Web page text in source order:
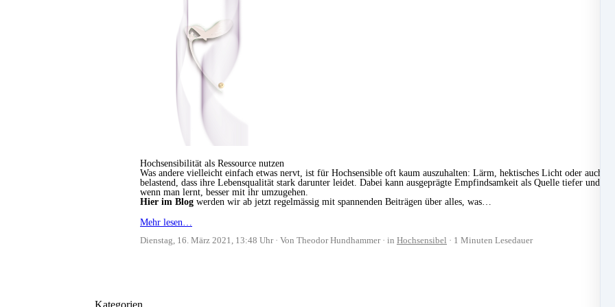
Hochsensibilität als Ressource nutzen
Was andere vielleicht einfach etwas nervt, ist für Hochsensible oft kaum auszuhalten: Lärm, hektisches Licht oder auch
belastend, dass ihre Lebensqualität stark darunter leidet. Dabei kann ausgeprägte Empfindsamkeit als Quelle tiefer und
wenn man lernt, besser mit ihr umzugehen.
Hier im Blog werden wir ab jetzt regelmässig mit spannenden Beiträgen über alles, was…
Mehr lesen…
Dienstag, 16. März 2021, 13:48 Uhr
Von Theodor Hundhammer in Hochsensibel 1 Minuten Lesedauer